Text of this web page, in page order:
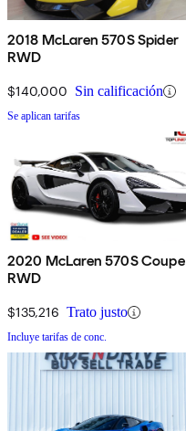
2018 McLaren 570S Spider
RWD
$140,000 Sin calificación
Se aplican tarifas
2020 McLaren 570S Coupe
RWD
$135,216 Trato justo
Incluye tarifas de conc.